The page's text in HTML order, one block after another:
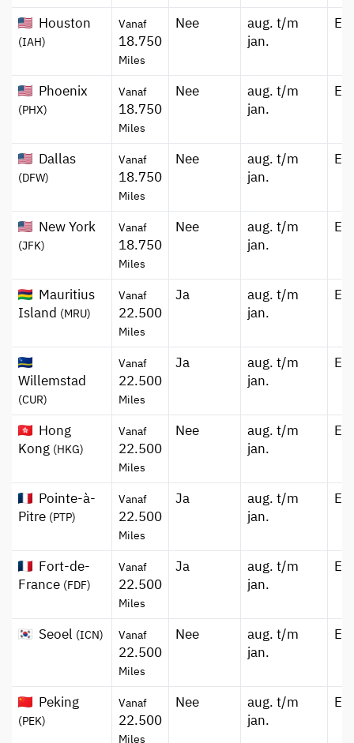
Houston
(IAH)
Vanaf
18.750
Miles
Nee
aug. t/m
jan.
Phoenix
(PHX)
Vanaf
18.750
Miles
Nee
aug. t/m
jan.
Dallas
(DFW)
Vanaf
18.750
Miles
Nee
aug. t/m
jan.
New York
(JFK)
Vanaf
18.750
Miles
Nee
aug. t/m
jan.
Mauritius
Island (MRU)
Vanaf
22.500
Miles
Ja
aug. t/m
jan.
Willemstad
(CUR)
Vanaf
22.500
Miles
Ja
aug. t/m
jan.
Hong
Kong (HKG)
Vanaf
22.500
Miles
Nee
aug. t/m
jan.
Pointe-à-
Pitre (PTP)
Vanaf
22.500
Miles
Ja
aug. t/m
jan.
Fort-de-
France (FDF)
Vanaf
22.500
Miles
Ja
aug. t/m
jan.
Seoel (ICN) Vanaf
22.500
Miles
Nee
aug. t/m
jan.
Peking
(PEK)
Vanaf
22.500
Miles
Nee
aug. t/m
jan.